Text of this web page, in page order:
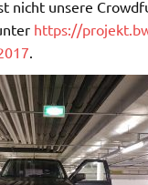
nicht unsere
https://